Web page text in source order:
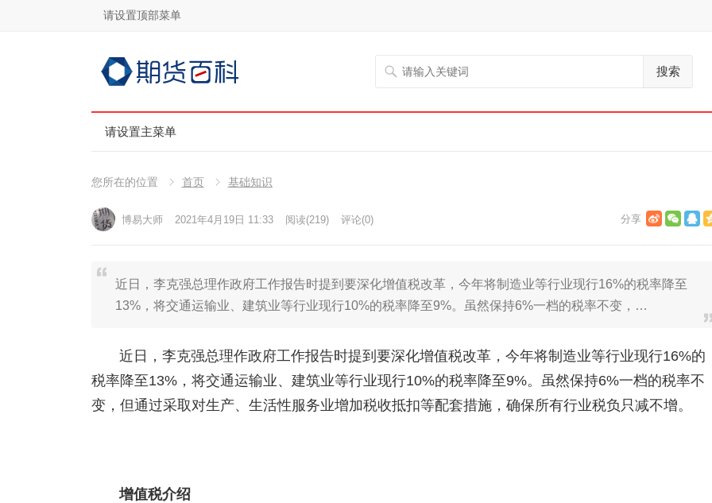
请设置顶部菜单
搜索
请设置主菜单
您所在的位置 首页 基础知识
博易大师 2021年4月19日 11:33 阅读(219) 评论(0)
近日，李克强总理作政府工作报告时提到要深化增值税改革，今年将制造业等行业现行16%的税率降至
13%，将交通运输业、建筑业等行业现行10%的税率降至9%。虽然保持6%一档的税率不变，…
近日，李克强总理作政府工作报告时提到要深化增值税改革，今年将制造业等行业现行16%的
税率降至13%，将交通运输业、建筑业等行业现行10%的税率降至9%。虽然保持6%一档的税率不
变，但通过采取对生产、生活性服务业增加税收抵扣等配套措施，确保所有行业税负只减不增。
增值税介绍